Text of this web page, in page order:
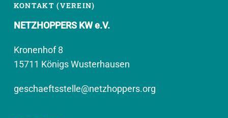
KONTAKT (VEREIN)
NETZHOPPERS KW e.V.
Kronenhof 8
15711 Königs Wusterhausen
geschaeftsstelle@netzhoppers.org